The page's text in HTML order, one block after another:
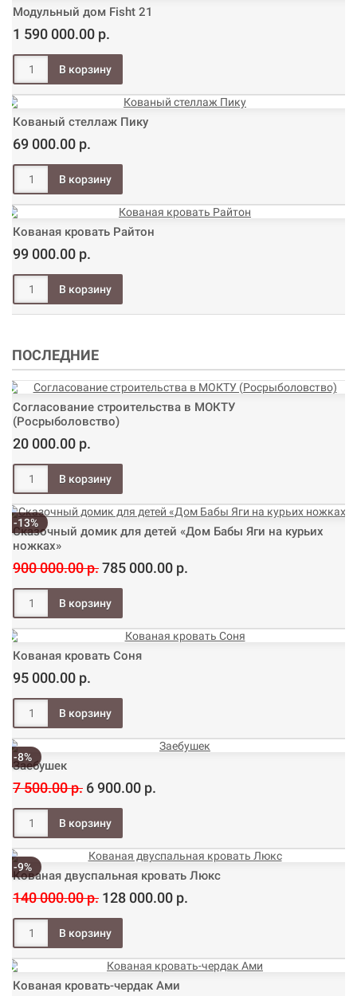
Модульный дом Fisht 21
1 590 000.00 р.
Кованый стеллаж Пику
69 000.00 р.
Кованая кровать Райтон
99 000.00 р.
ПОСЛЕДНИЕ
Согласование строительства в МОКТУ
(Росрыболовство)
20 000.00 р.
-13%
Сказочный домик для детей «Дом Бабы Яги на курьих
ножках»
900 000.00 р.785 000.00 р.
Кованая кровать Соня
95 000.00 р.
-8%
Заебушек
7 500.00 р. 6 900.00 р.
-9%
Кованая двуспальная кровать Люкс
140 000.00 р. 128 000.00 р.
Кованая кровать-чердак Ами